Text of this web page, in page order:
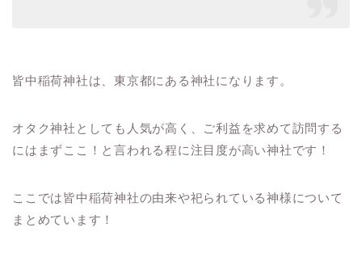
皆中稲荷神社は、東京都にある神社になります。
オタク神社としても人気が高く、ご利益を求めて訪問する
にはまずここ！と言われる程に注目度が高い神社です！
ここでは皆中稲荷神社の由来や祀られている神様について
まとめています！